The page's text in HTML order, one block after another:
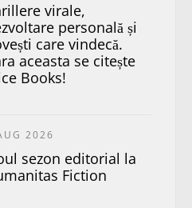
virale,
personală și
care vindecă.
aceasta se citește
Books!
2026
sezon editorial la
Fiction